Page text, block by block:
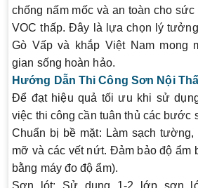
chống nấm mốc và an toàn cho
VOC thấp. Đây là lựa chọn lý
Gò Vấp và khắp Việt Nam mong
gian sống hoàn hảo.
Hướng Dẫn Thi Công Sơn Nội
Để đạt hiệu quả tối ưu khi sử
việc thi công cần tuân thủ các bước
Chuẩn bị bề mặt: Làm sạch
mỡ và các vết nứt. Đảm bảo độ ẩm
bằng máy đo độ ẩm).
Sơn lót: Sử dụng 1-2 lớp sơn